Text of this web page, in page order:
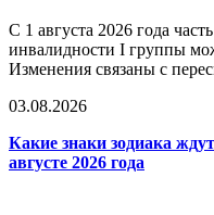
С 1 августа 2026 года
инвалидности I группы
Изменения связаны с
03.08.2026
Какие знаки зодиака
августе 2026 года